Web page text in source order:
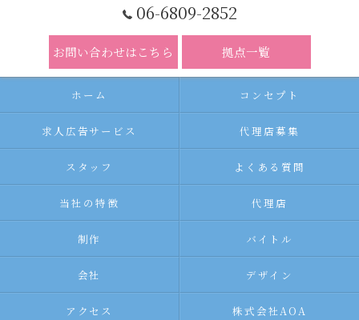
06-6809-2852
お問い合わせはこちら 拠点一覧
ホーム コンセプト
求人広告サービス 代理店募集
スタッフ よくある質問
当社の特徴 代理店
制作 バイトル
会社 デザイン
アクセス 株式会社AOA